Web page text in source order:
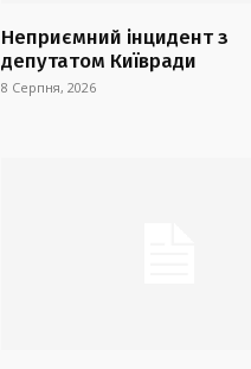
Неприємний інцидент з
депутатом Київради
8 Серпня, 2026